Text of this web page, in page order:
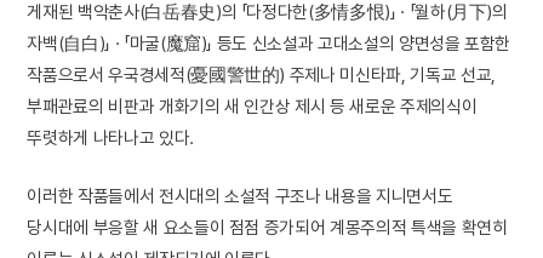
게재된 백악춘사(白岳春史)의 「다정다한(多情多恨)」 · 「월하(月下)의
자백(自白)」 · 「마굴(魔窟)」 등도 신소설과 고대소설의 양면성을 포함한
작품으로서 우국경세적(憂國警世的) 주제나 미신타파, 기독교 선교,
부패관료의 비판과 개화기의 새 인간상 제시 등 새로운 주제의식이
뚜렷하게 나타나고 있다.
이러한 작품들에서 전시대의 소설적 구조나 내용을 지니면서도
당시대에 부응할 새 요소들이 점점 증가되어 계몽주의적 특색을 확연히